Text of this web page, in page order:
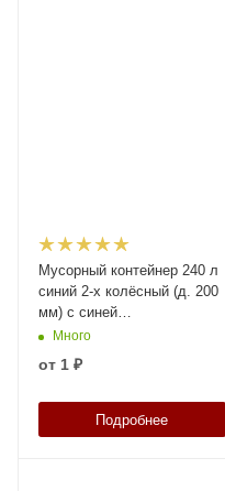
Мусорный контейнер 240 л
синий 2-х колёсный (д. 200
мм) с синей
полипропиленовой крышкой
Много
от 1 ₽
Подробнее